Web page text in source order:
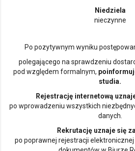
Niedziela
nieczynne
Po pozytywnym wyniku
polegającego na sprawdzeniu
pod względem formalnym,
studia.
Rejestrację internetową
po wprowadzeniu wszystkich
danych.
Rekrutację uznaje się
po poprawnej rejestracji elektronicznej